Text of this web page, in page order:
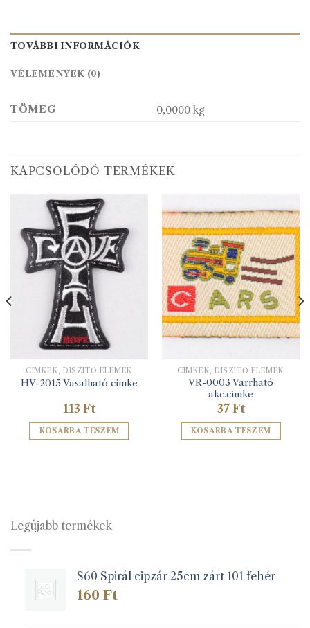
TOVÁBBI INFORMÁCIÓK
VÉLEMÉNYEK (0)
TÖMEG 0,0000 kg
KAPCSOLÓDÓ TERMÉKEK
CIMKÉK, DÍSZÍTŐ ELEMEK
HV-2015 Vasalható cimke
113 Ft
KOSÁRBA TESZEM
CIMKÉK, DÍSZÍTŐ ELEMEK
VR-0003 Varrható
akc.cimke
37 Ft
KOSÁRBA TESZEM
Legújabb termékek
S60 Spirál cipzár 25cm zárt 101 fehér
160 Ft